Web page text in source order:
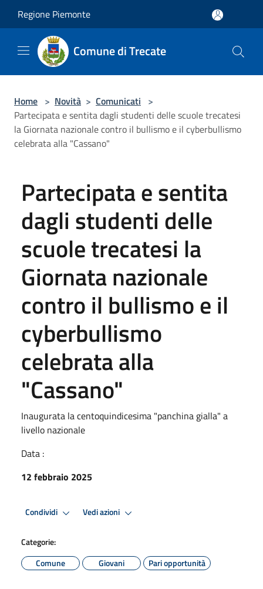
Regione Piemonte
Comune di Trecate
Home > Novità > Comunicati >
Partecipata e sentita dagli studenti delle scuole trecatesi
la Giornata nazionale contro il bullismo e il cyberbullismo
celebrata alla "Cassano"
Partecipata e sentita
dagli studenti delle
scuole trecatesi la
Giornata nazionale
contro il bullismo e il
cyberbullismo
celebrata alla
"Cassano"
Inaugurata la centoquindicesima "panchina gialla" a
livello nazionale
Data :
12 febbraio 2025
Condividi Vedi azioni
Categorie:
Comune
Giovani Pari opportunità